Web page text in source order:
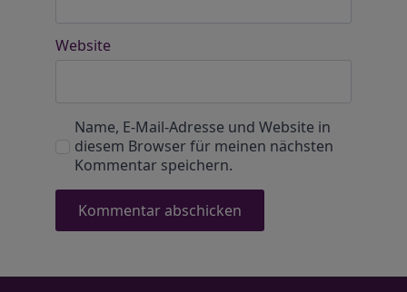
Website
Name, E-Mail-Adresse und Website in
diesem Browser für meinen nächsten
Kommentar speichern.